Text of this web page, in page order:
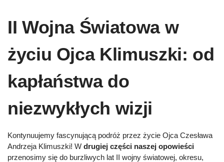
II Wojna Światowa w
życiu Ojca Klimuszki: od
kapłaństwa do
niezwykłych wizji
Kontynuujemy fascynującą podróż przez życie Ojca Czesława
Andrzeja Klimuszki! W drugiej części naszej opowieści
przenosimy się do burzliwych lat II wojny światowej, okresu,